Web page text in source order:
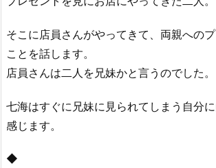
そこに店員さんがやってきて、両親への
ことを話します。
店員さんは二人を兄妹かと言うのでした。
七海はすぐに兄妹に見られてしまう自分
感じます。
◆